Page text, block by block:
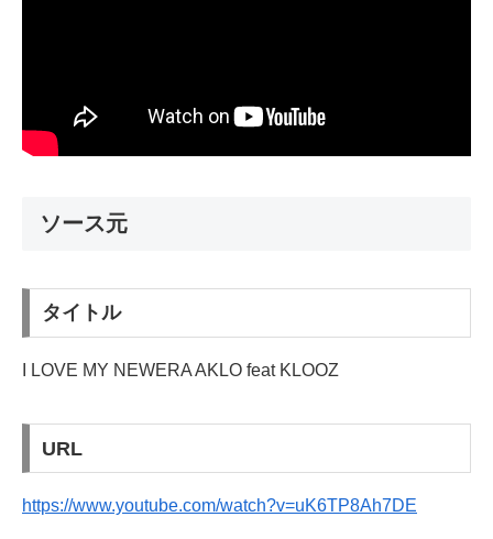
ソース元
タイトル
I LOVE MY NEWERA AKLO feat KLOOZ
URL
https://www.youtube.com/watch?v=uK6TP8Ah7DE